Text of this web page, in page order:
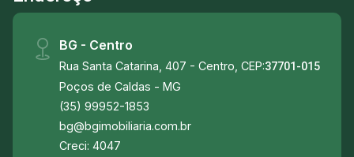
BG - Centro
Rua Santa Catarina, 407 - Centro, CEP:37701-015
Poços de Caldas - MG
(35) 99952-1853
bg@bgimobiliaria.com.br
Creci: 4047